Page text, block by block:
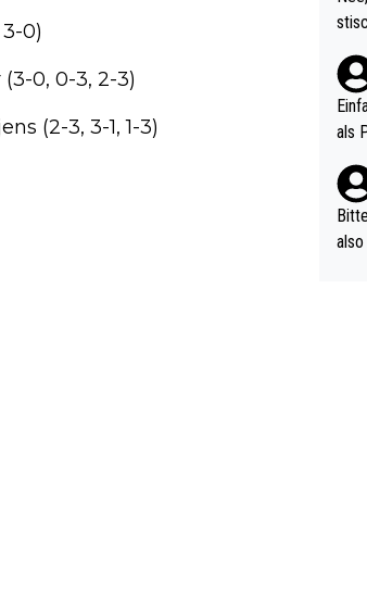
0)
(3-0, 0-3, 2-3)
(2-3, 3-1, 1-3)
(in
als
nes
ttler
vV
als